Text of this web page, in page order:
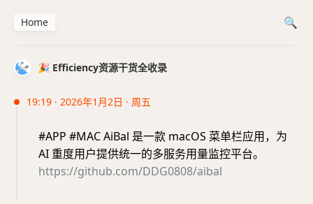
🎉 Efficiency资源干货全收录
19:19 · 2026年1月2日 · 周五
#APP #MAC AiBal 是一款 macOS 菜单栏应用，为
AI 重度用户提供统一的多服务用量监控平台。
https://github.com/DDG0808/aibal
Home